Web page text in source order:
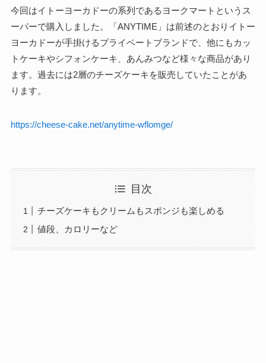
今回はイトーヨーカドーの系列であるヨークマートというス
ーパーで購入しました。「ANYTIME」は前述のとおりイトー
ヨーカドーが手掛けるプライベートブランドで、他にもカッ
トケーキやシフォンケーキ、あんみつなど様々な商品があり
ます。過去には2層のチーズケーキを販売していたことがあ
ります。
https://cheese-cake.net/anytime-wflomge/
目次
チーズケーキもクリームもスポンジも楽しめる
値段、カロリーなど